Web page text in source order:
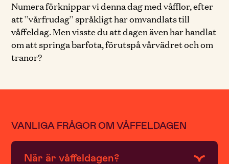
Numera förknippar vi denna dag med våfflor, efter
att ”vårfrudag” språkligt har omvandlats till
våffeldag. Men visste du att dagen även har handlat
om att springa barfota, förutspå vårvädret och om
tranor?
VANLIGA FRÅGOR OM VÅFFELDAGEN
När är våffeldagen?